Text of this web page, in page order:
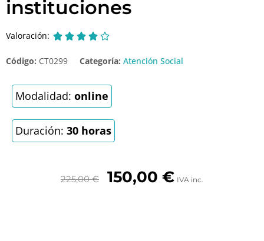
instituciones
Valoración:     
Código: CT0299 Categoría: Atención Social
Modalidad: online
Duración: 30 horas
225,00€ 150,00 € IVA inc.